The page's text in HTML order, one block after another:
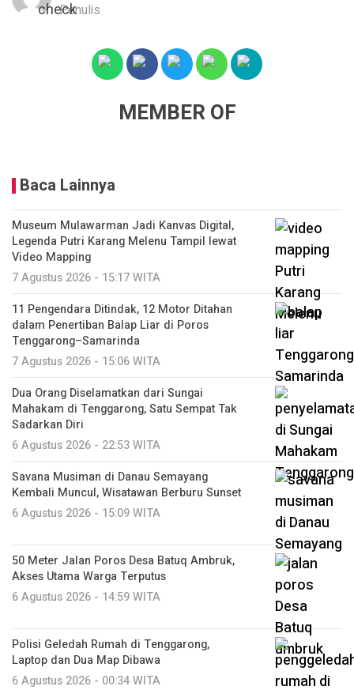
Penulis
MEMBER OF
Baca Lainnya
Museum Mulawarman Jadi Kanvas Digital,
Legenda Putri Karang Melenu Tampil lewat
Video Mapping
7 Agustus 2026 - 15:17 WITA
11 Pengendara Ditindak, 12 Motor Ditahan
dalam Penertiban Balap Liar di Poros
Tenggarong–Samarinda
7 Agustus 2026 - 15:06 WITA
Dua Orang Diselamatkan dari Sungai
Mahakam di Tenggarong, Satu Sempat Tak
Sadarkan Diri
6 Agustus 2026 - 22:53 WITA
Savana Musiman di Danau Semayang
Kembali Muncul, Wisatawan Berburu Sunset
6 Agustus 2026 - 15:09 WITA
50 Meter Jalan Poros Desa Batuq Ambruk,
Akses Utama Warga Terputus
6 Agustus 2026 - 14:59 WITA
Polisi Geledah Rumah di Tenggarong,
Laptop dan Dua Map Dibawa
6 Agustus 2026 - 00:34 WITA